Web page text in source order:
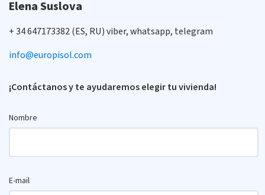
Elena Suslova
+ 34 647173382 (ES, RU) viber, whatsapp, telegram
info@europisol.com
¡Contáctanos y te ayudaremos elegir tu vivienda!
Nombre
E-mail